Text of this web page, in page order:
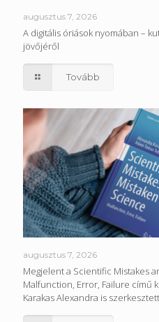
augusztus 7, 2026
A digitális óriások nyomában –
jövőjéről
Tovább
augusztus 7, 2026
Megjelent a Scientific Mistakes
Malfunction, Error, Failure című
Karakas Alexandra is szerkesztett